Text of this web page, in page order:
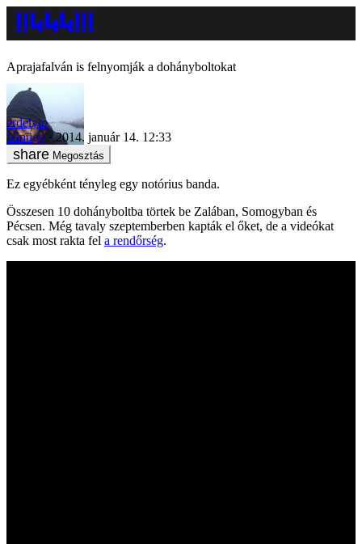
Aprajafalván is felnyomják a dohányboltokat
erdelyip
bűnügy
2014. január 14. 12:33
Megosztás
Ez egyébként tényleg egy notórius banda.
Összesen 10 dohányboltba törtek be Zalában, Somogyban és
Pécsen. Még tavaly szeptemberben kapták el őket, de a videókat
csak most rakta fel a rendőrség.